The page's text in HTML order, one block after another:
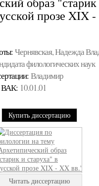
прозе XIX
Чернявская, Надежда
филологических наук
Владимир
ВАК: 10.01.01
Купить диссертацию
Читать диссертацию